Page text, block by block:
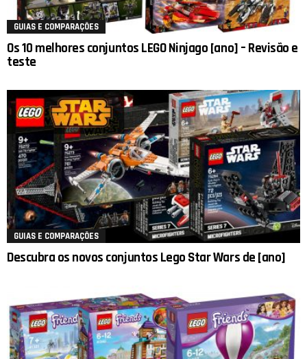
GUIAS E COMPARAÇÕES
Os 10 melhores conjuntos LEGO Ninjago [ano] – Revisão e
teste
GUIAS E COMPARAÇÕES
Descubra os novos conjuntos Lego Star Wars de [ano]